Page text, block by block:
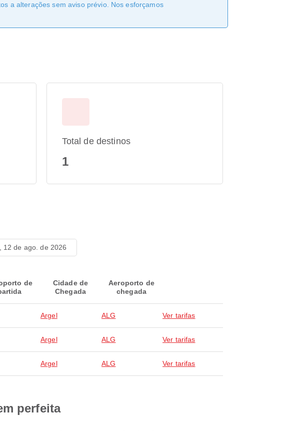
a alterações sem aviso prévio. Nos esforçamos
Total de destinos
1
12 de ago. de 2026
de
Cidade de
Chegada
Aeroporto de
chegada
Argel ALG Ver tarifas
Argel ALG Ver tarifas
Argel ALG Ver tarifas
perfeita